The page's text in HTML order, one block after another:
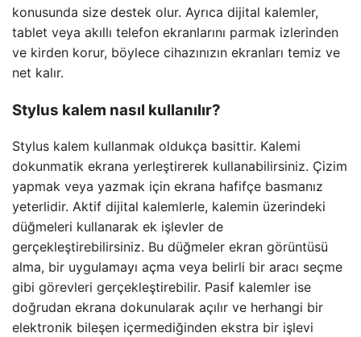
konusunda size destek olur. Ayrıca dijital kalemler,
tablet veya akıllı telefon ekranlarını parmak izlerinden
ve kirden korur, böylece cihazınızın ekranları temiz ve
net kalır.
Stylus kalem nasıl kullanılır?
Stylus kalem kullanmak oldukça basittir. Kalemi
dokunmatik ekrana yerleştirerek kullanabilirsiniz. Çizim
yapmak veya yazmak için ekrana hafifçe basmanız
yeterlidir. Aktif dijital kalemlerle, kalemin üzerindeki
düğmeleri kullanarak ek işlevler de
gerçekleştirebilirsiniz. Bu düğmeler ekran görüntüsü
alma, bir uygulamayı açma veya belirli bir aracı seçme
gibi görevleri gerçekleştirebilir. Pasif kalemler ise
doğrudan ekrana dokunularak açılır ve herhangi bir
elektronik bileşen içermediğinden ekstra bir işlevi